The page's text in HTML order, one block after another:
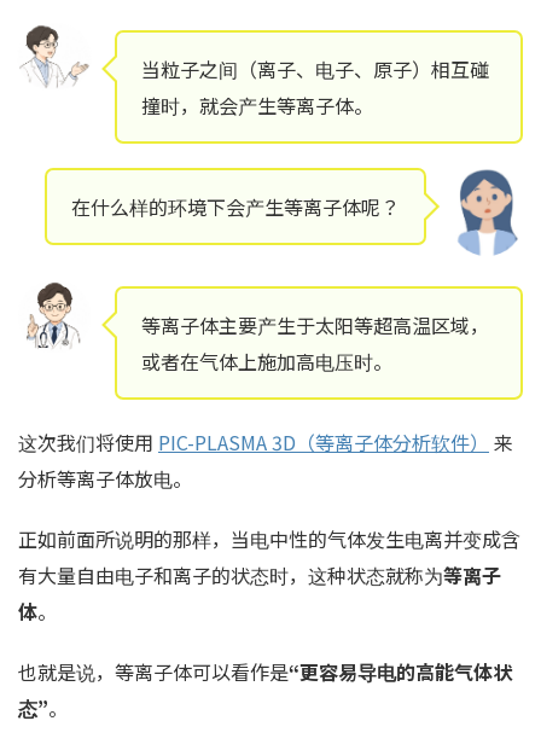
当粒子之间（离子、电子、原子）相互碰
撞时，就会产生等离子体。
在什么样的环境下会产生等离子体呢？
等离子体主要产生于太阳等超高温区域，
或者在气体上施加高电压时。
这次我们将使用 PIC-PLASMA 3D（等离子体分析软件）
来
分析等离子体放电。
正如前面所说明的那样，当电中性的气体发生电离并变成含
有大量自由电子和离子的状态时，这种状态就称为等离子
体。
也就是说，等离子体可以看作是“更容易导电的高能气体状
态”。